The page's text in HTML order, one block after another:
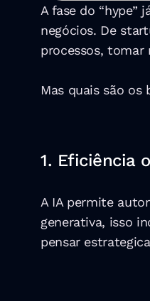
A fase do
negócios. De
processos, tomar
Mas quais são
1. Eficiência
A IA permite
generativa, isso
pensar